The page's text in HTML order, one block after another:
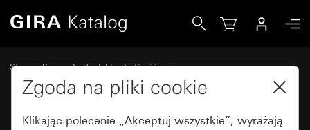
Strona główna Produkty
Część zamienna
Bryzgoszczelny podtynkowy IP44 Gira TX_44
Sterowanie oświetleniem
Zgoda na pliki cookie
Klikając polecenie „Akceptuj wszystkie”, wyrażają